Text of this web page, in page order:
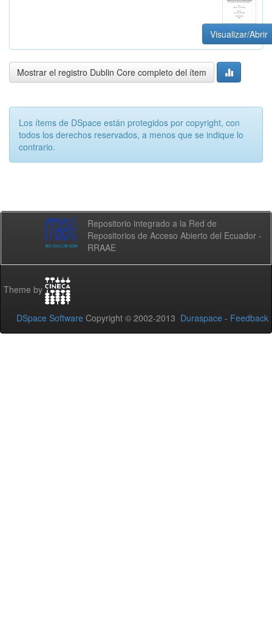
Visualizar/Abrir
Mostrar el registro Dublin Core completo del ítem
Los ítems de DSpace están protegidos por copyright, con
todos los derechos reservados, a menos que se indique lo
contrario.
Repositorio integrado a la Red de
Repositorios de Acceso Abierto del Ecuador -
RRAAE
Theme by
DSpace Software Copyright © 2002-2013 Duraspace - Feedback